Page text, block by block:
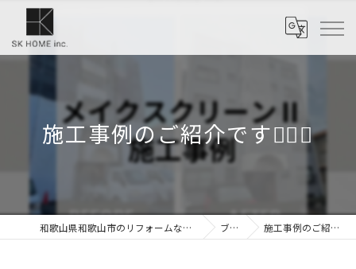
施工事例のご紹介です💁‍♀️✨
和歌山県和歌山市のリフォームなら株式会社SKホーム ブログ 施工事例のご紹介です💁‍♀️✨